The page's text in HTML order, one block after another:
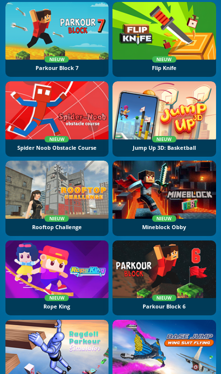
NIEUW
Parkour Block 7
NIEUW
Flip Knife
NIEUW
Spider Noob Obstacle Course
NIEUW
Jump Up 3D: Basketball
NIEUW
Rooftop Challenge
NIEUW
Mineblock Obby
NIEUW
Rope King
NIEUW
Parkour Block 6